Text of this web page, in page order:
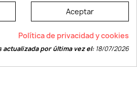
W3C
Aceptar
Política de privacidad y cookies
actualizada por última vez el:18/07/2026